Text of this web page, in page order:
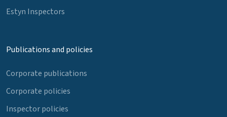
Estyn Inspectors
Publications and policies
Corporate publications
Corporate policies
Inspector policies